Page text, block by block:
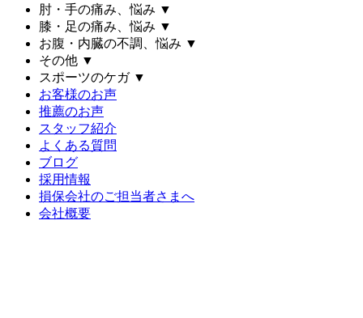
肘・手の痛み、悩み ▼
膝・足の痛み、悩み ▼
お腹・内臓の不調、悩み ▼
その他 ▼
スポーツのケガ ▼
お客様のお声
推薦のお声
スタッフ紹介
よくある質問
ブログ
採用情報
損保会社のご担当者さまへ
会社概要